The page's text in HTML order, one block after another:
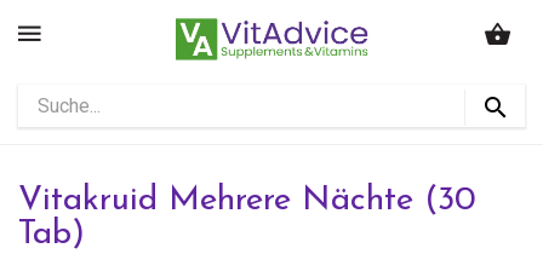
Vitakruid Mehrere Nächte (30
Tab)